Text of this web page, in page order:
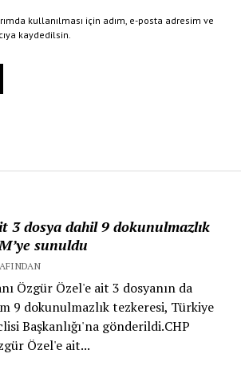
3 dosya dahil 9 dokunulmazlık
sunuldu
Özgür Özel'e ait 3 dosyanın da
9 dokunulmazlık tezkeresi, Türkiye
Başkanlığı'na gönderildi.CHP
Özel'e ait...
kullanılması için adım, e-posta adresim ve
kaydedilsin.